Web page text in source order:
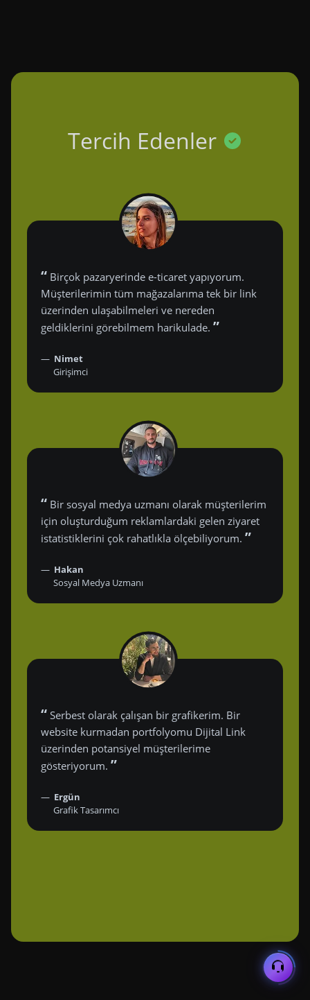
Tercih Edenler
“ Birçok pazaryerinde e-ticaret yapıyorum.
Müşterilerimin tüm mağazalarıma tek bir link
üzerinden ulaşabilmeleri ve nereden
geldiklerini görebilmem harikulade. ”
Nimet
Girişimci
“ Bir sosyal medya uzmanı olarak müşterilerim
için oluşturduğum reklamlardaki gelen ziyaret
istatistiklerini çok rahatlıkla ölçebiliyorum. ”
Hakan
Sosyal Medya Uzmanı
“ Serbest olarak çalışan bir grafikerim. Bir
website kurmadan portfolyomu Dijital Link
üzerinden potansiyel müşterilerime
gösteriyorum. ”
Ergün
Grafik Tasarımcı